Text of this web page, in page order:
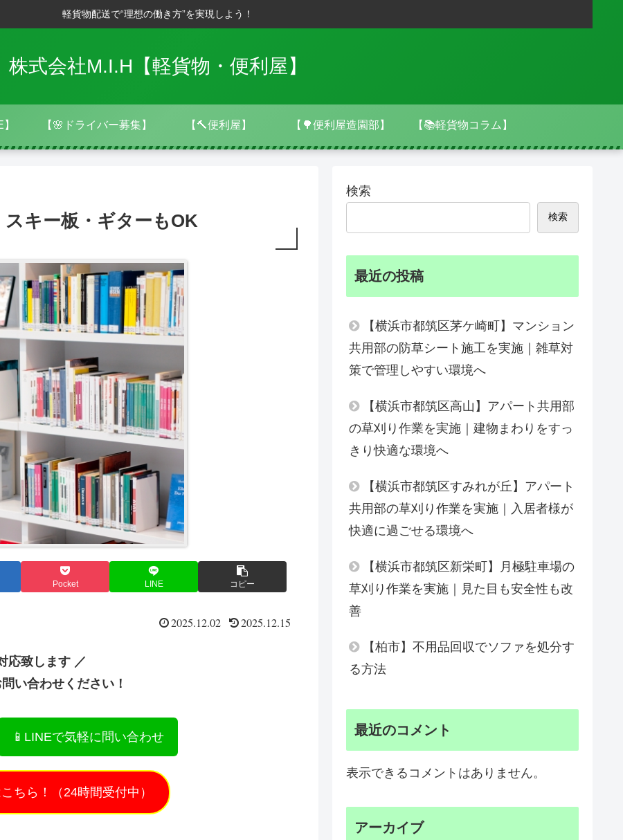
軽貨物配送で“理想の働き方”を実現しよう！
株式会社M.I.H【軽貨物・便利屋】
【🌸ドライバー募集】 【🔨便利屋】 【🌳便利屋造園部】 【📚軽貨物コラム】
スキー板・ギターもOK
Pocket LINE コピー
2025.12.02 2025.12.15
応致します ／
い合わせください！
📱LINEで気軽に問い合わせ
ちら！（24時間受付中）
検索
検索
最近の投稿
【横浜市都筑区茅ケ崎町】マンション
共用部の防草シート施工を実施｜雑草対
策で管理しやすい環境へ
【横浜市都筑区高山】アパート共用部
の草刈り作業を実施｜建物まわりをすっ
きり快適な環境へ
【横浜市都筑区すみれが丘】アパート
共用部の草刈り作業を実施｜入居者様が
快適に過ごせる環境へ
【横浜市都筑区新栄町】月極駐車場の
草刈り作業を実施｜見た目も安全性も改
善
【柏市】不用品回収でソファを処分す
る方法
最近のコメント
表示できるコメントはありません。
アーカイブ